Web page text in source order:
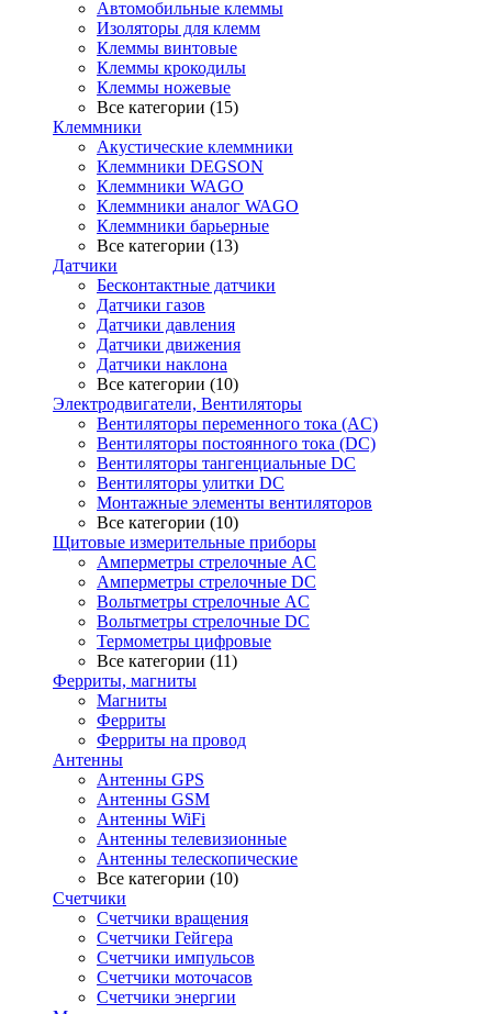
Автомобильные клеммы
Изоляторы для клемм
Клеммы винтовые
Клеммы крокодилы
Клеммы ножевые
Все категории (15)
Клеммники
Акустические клеммники
Клеммники DEGSON
Клеммники WAGO
Клеммники аналог WAGO
Клеммники барьерные
Все категории (13)
Датчики
Бесконтактные датчики
Датчики газов
Датчики давления
Датчики движения
Датчики наклона
Все категории (10)
Электродвигатели, Вентиляторы
Вентиляторы переменного тока (AC)
Вентиляторы постоянного тока (DC)
Вентиляторы тангенциальные DC
Вентиляторы улитки DC
Монтажные элементы вентиляторов
Все категории (10)
Щитовые измерительные приборы
Амперметры стрелочные AC
Амперметры стрелочные DC
Вольтметры стрелочные AC
Вольтметры стрелочные DC
Термометры цифровые
Все категории (11)
Ферриты, магниты
Магниты
Ферриты
Ферриты на провод
Антенны
Антенны GPS
Антенны GSM
Антенны WiFi
Антенны телевизионные
Антенны телескопические
Все категории (10)
Счетчики
Счетчики вращения
Счетчики Гейгера
Счетчики импульсов
Счетчики моточасов
Счетчики энергии